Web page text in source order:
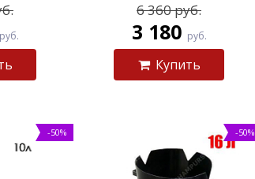
руб.
6 360 руб.
3 180 руб.
Купить
-50% -50%